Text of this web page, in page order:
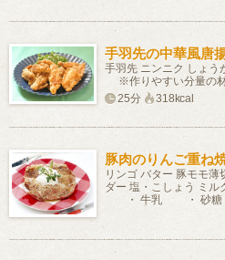
手羽先の中華風唐
手羽先 ニンニク しょう
※作りやすい分量の材
25分
318kcal
豚肉のりんご重ね
リンゴ バター 豚モモ薄
ダー 塩・こしょう
・ 牛乳 ・ 砂糖